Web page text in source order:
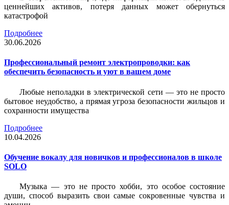
ценнейших активов, потеря данных может обернуться
катастрофой
Подробнее
30.06.2026
Профессиональный ремонт электропроводки: как
обеспечить безопасность и уют в вашем доме
Любые неполадки в электрической сети — это не просто
бытовое неудобство, а прямая угроза безопасности жильцов и
сохранности имущества
Подробнее
10.04.2026
Обучение вокалу для новичков и профессионалов в школе
SOLO
Музыка — это не просто хобби, это особое состояние
души, способ выразить свои самые сокровенные чувства и